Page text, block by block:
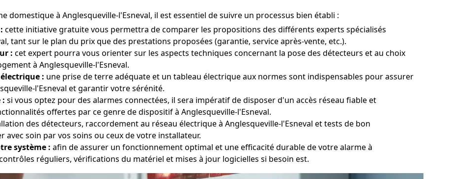
domestique à Anglesqueville-l'Esneval, il est essentiel de suivre un processus bien établi :
cette initiative gratuite vous permettra de comparer les propositions des différents experts spécialisés
tant sur le plan du prix que des prestations proposées (garantie, service après-vente, etc.).
: cet expert pourra vous orienter sur les aspects techniques concernant la pose des détecteurs et au choix
à Anglesqueville-l'Esneval.
: une prise de terre adéquate et un tableau électrique aux normes sont indispensables pour assurer
l'Esneval et garantir votre sérénité.
: si vous optez pour des alarmes connectées, il sera impératif de disposer d'un accès réseau fiable et
offertes par ce genre de dispositif à Anglesqueville-l'Esneval.
des détecteurs, raccordement au réseau électrique à Anglesqueville-l'Esneval et tests de bon
soin par vos soins ou ceux de votre installateur.
système : afin de assurer un fonctionnement optimal et une efficacité durable de votre alarme à
réguliers, vérifications du matériel et mises à jour logicielles si besoin est.